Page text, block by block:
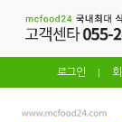
로그인